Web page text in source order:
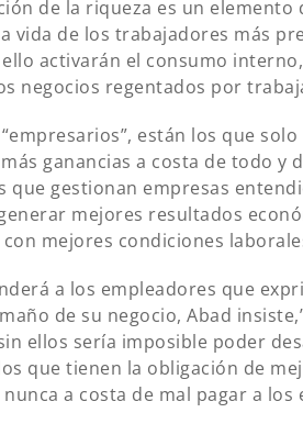
de la riqueza es un elemento
vida de los trabajadores más
activarán el consumo
negocios regentados por
están los que
ganancias a costa de todo
que gestionan empresas
mejores resultados
mejores condiciones
a los empleadores que
de su negocio, Abad
ellos sería imposible poder
que tienen la obligación de
a costa de mal pagar a los